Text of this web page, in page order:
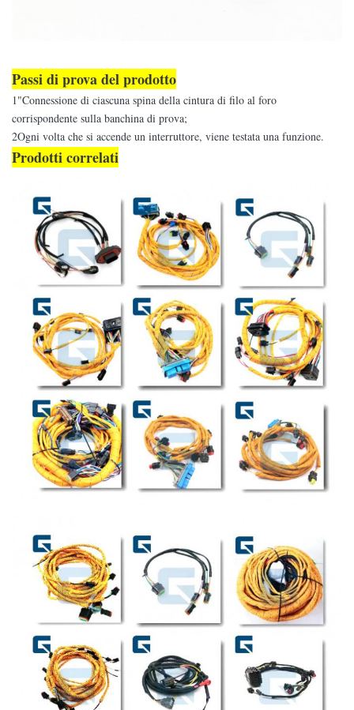
Passi di prova del prodotto
1"Connessione di ciascuna spina della cintura di filo al foro
corrispondente sulla banchina di prova;
2Ogni volta che si accende un interruttore, viene testata una funzione.
Prodotti correlati